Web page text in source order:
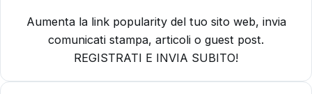
Aumenta la link popularity del tuo sito web, invia
comunicati stampa, articoli o guest post.
REGISTRATI E INVIA SUBITO!